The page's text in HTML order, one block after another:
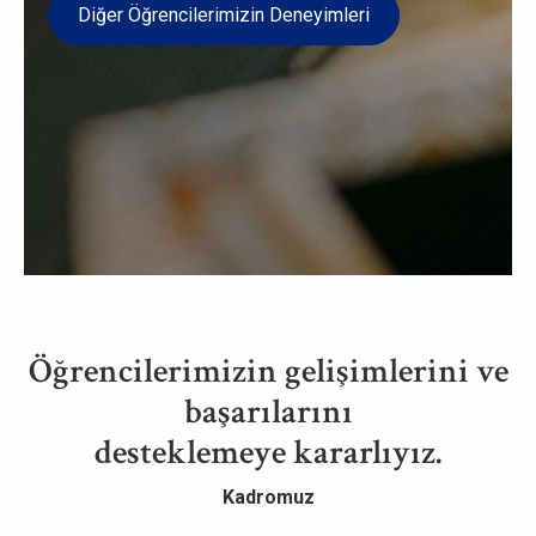
Diğer Öğrencilerimizin Deneyimleri
Öğrencilerimizin gelişimlerini ve
başarılarını
desteklemeye kararlıyız.
Kadromuz